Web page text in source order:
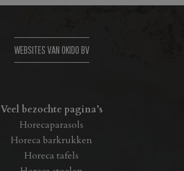
WEBSITES VAN OKIDO BV
Veel bezochte pagina’s
Horecaparasols
Horeca barkrukken
Horeca tafels